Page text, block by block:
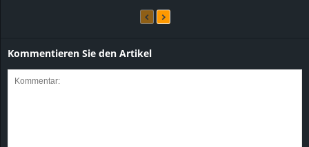
Kommentieren Sie den Artikel